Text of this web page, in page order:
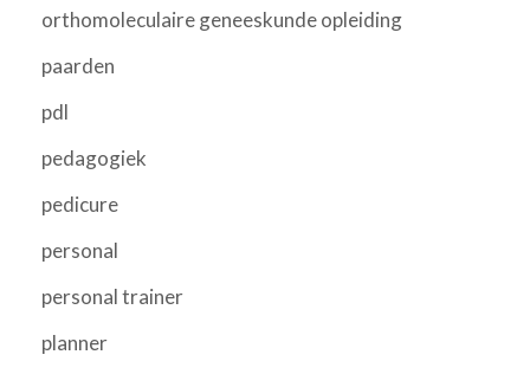
orthomoleculaire geneeskunde opleiding
paarden
pdl
pedagogiek
pedicure
personal
personal trainer
planner